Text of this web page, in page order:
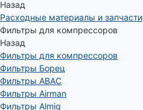
Назад
Расходные материалы и запчасти
Фильтры для компрессоров
Назад
Фильтры для компрессоров
Фильтры Борец
Фильтры ABAC
Фильтры Airman
Фильтры Almig